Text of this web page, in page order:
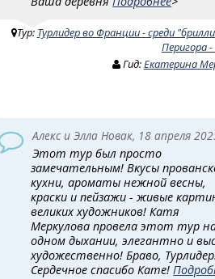
Тур: Турлидер во Франции - среди
Перигора
Гид:Екатерина
Алекс и Элла Новак, 18 апреля
Этот тур был просто
замечательным! Вкусы
кухни, ароматы нежной весны,
краски и пейзажи - живые
великих художников! Катя
Меркулова провела этот тур
одном дыхании, элегантно и
художественно! Браво,
Сердечное спасибо Кате!